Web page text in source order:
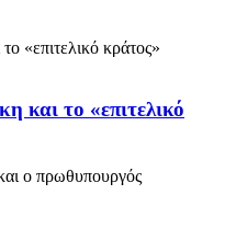
και το «επιτελικό